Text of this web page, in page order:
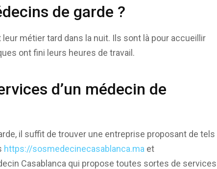
de garde ?
métier tard dans la nuit. Ils sont là pour accueillir
ont fini leurs heures de travail.
d’un médecin de
il suffit de trouver une entreprise proposant de tels
https://sosmedecinecasablanca.ma et
Casablanca qui propose toutes sortes de services